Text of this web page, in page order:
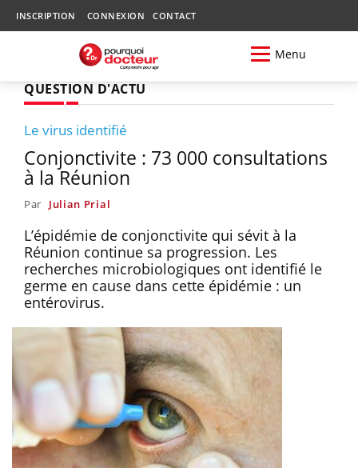
INSCRIPTION CONNEXION CONTACT
Menu
QUESTION D'ACTU
Le virus identifié
Conjonctivite : 73 000 consultations
à la Réunion
Par Julian Prial
L’épidémie de conjonctivite qui sévit à la
Réunion continue sa progression. Les
recherches microbiologiques ont identifié le
germe en cause dans cette épidémie : un
entérovirus.